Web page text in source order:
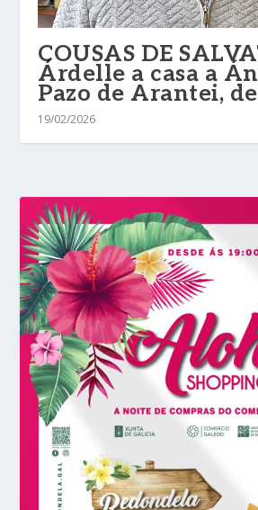
COUSAS DE
Árdelle a casa a
Pazo de Arantei,
19/02/2026